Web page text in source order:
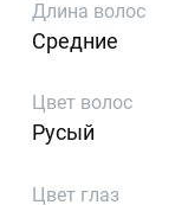
Длина волос
Средние
Цвет волос
Русый
Цвет глаз